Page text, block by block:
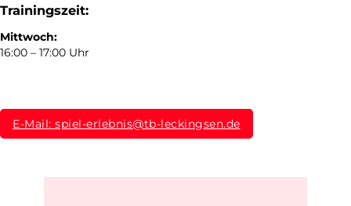
Trainingszeit:
Mittwoch:
16:00 – 17:00 Uhr
E-Mail: spiel-erlebnis@tb-leckingsen.de